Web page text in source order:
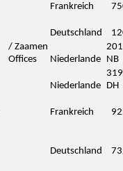
Frankreich
Deutschland
/ Zaamen
Offices
Niederlande NB
Niederlande DH
Frankreich
Deutschland